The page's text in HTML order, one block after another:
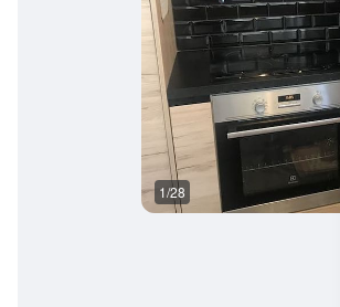
1/28